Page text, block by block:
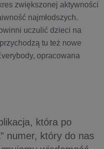
zwiększonej aktywności
najmłodszych.
uczulić dzieci na
tu też nowe
opracowana
która po
numer, który do nas